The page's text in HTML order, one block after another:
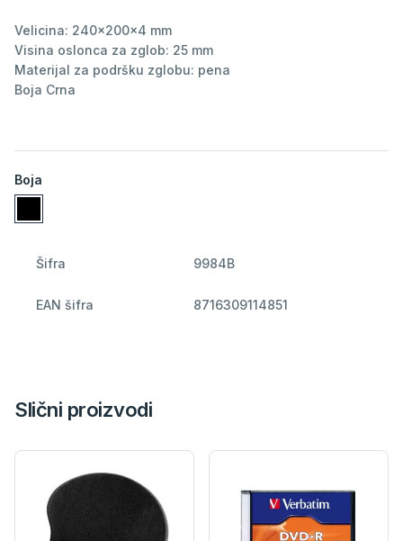
Velicina: 240x200x4 mm
Visina oslonca za zglob: 25 mm
Materijal za podršku zglobu: pena
Boja Crna
Boja
Šifra 9984B
EAN šifra 8716309114851
Slični proizvodi